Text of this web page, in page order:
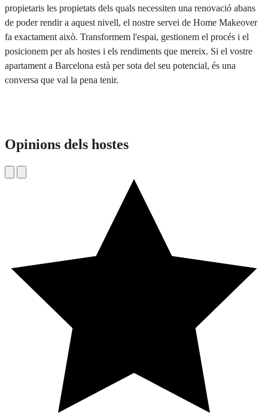
propietaris les propietats dels quals necessiten una renovació abans
de poder rendir a aquest nivell, el nostre servei de Home Makeover
fa exactament això. Transformem l'espai, gestionem el procés i el
posicionem per als hostes i els rendiments que mereix. Si el vostre
apartament a Barcelona està per sota del seu potencial, és una
conversa que val la pena tenir.
Opinions dels hostes